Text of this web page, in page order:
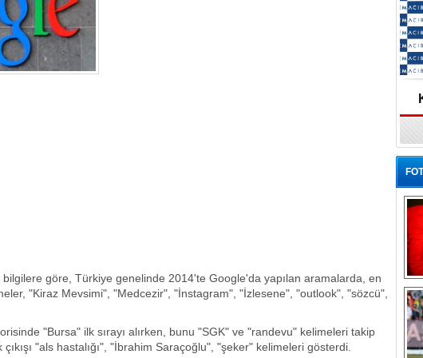
göre, Türkiye genelinde 2014'te Google'da yapılan aramalarda, en
"Kiraz Mevsimi", "Medcezir", "İnstagram", "İzlesene", "outlook", "sözcü",
"Bursa" ilk sırayı alırken, bunu "SGK" ve "randevu" kelimeleri takip
"als hastalığı", "İbrahim Saraçoğlu", "şeker" kelimeleri gösterdi.